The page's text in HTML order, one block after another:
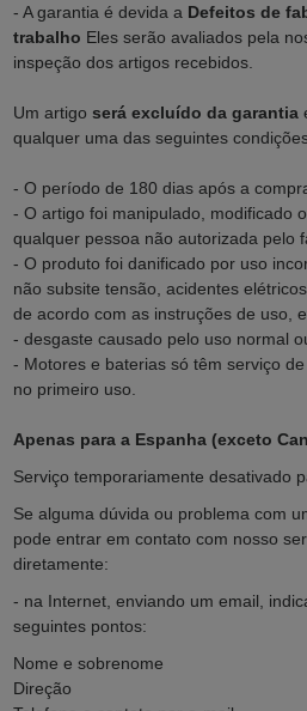
- A garantia é devida a Defeitos de
trabalho Eles serão avaliados pela
inspeção dos artigos recebidos.
Um artigoserá excluído da garantia
qualquer uma das seguintes
- O período de 180 dias após a
- O artigo foi manipulado, modificado
qualquer pessoa não autorizada pelo
- O produto foi danificado por uso
não subsite tensão, acidentes
de acordo com as instruções de uso,
- desgaste causado pelo uso normal
- Motores e baterias só têm serviço
no primeiro uso
Apenas para a Espanha (exceto
Serviço temporariamente desativado
Se alguma dúvida ou problema com
pode entrar em contato com nosso
diretamente:
- na Internet, enviando um email,
seguintes pontos:
Nome e sobrenome
Direção